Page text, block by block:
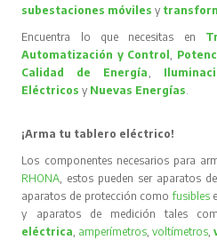
subestaciones móvilesy
Encuentra lo que necesitas en
Automatización y Control
Calidad de Energía
Eléctricos y Nuevas Energías
¡Arma tu tablero eléctrico!
Los componentes necesarios para
RHONA , estos pueden ser aparatos
aparatos de protección comofusibles e
y aparatos de medición tales
eléctrica amperímetros ,voltímetros ,